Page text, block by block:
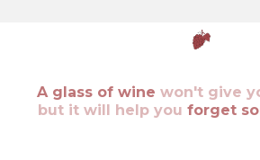
A glass of wine won't give
but it will help you forget